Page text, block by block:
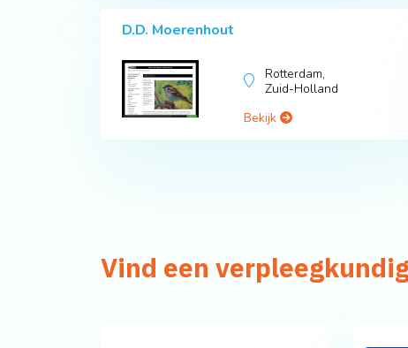
D.D. Moerenhout
Rotterdam,
Zuid-Holland
Bekijk
Vind een